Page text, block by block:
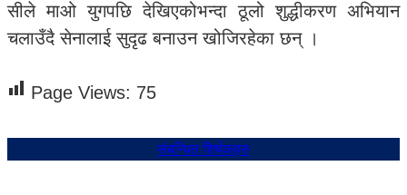
सीले माओ युगपछि देखिएकोभन्दा ठूलो शुद्धीकरण अभियान
चलाउँदै सेनालाई सुदृढ बनाउन खोजिरहेका छन् ।
Page Views: 75
संबन्धित शिर्षकहरु